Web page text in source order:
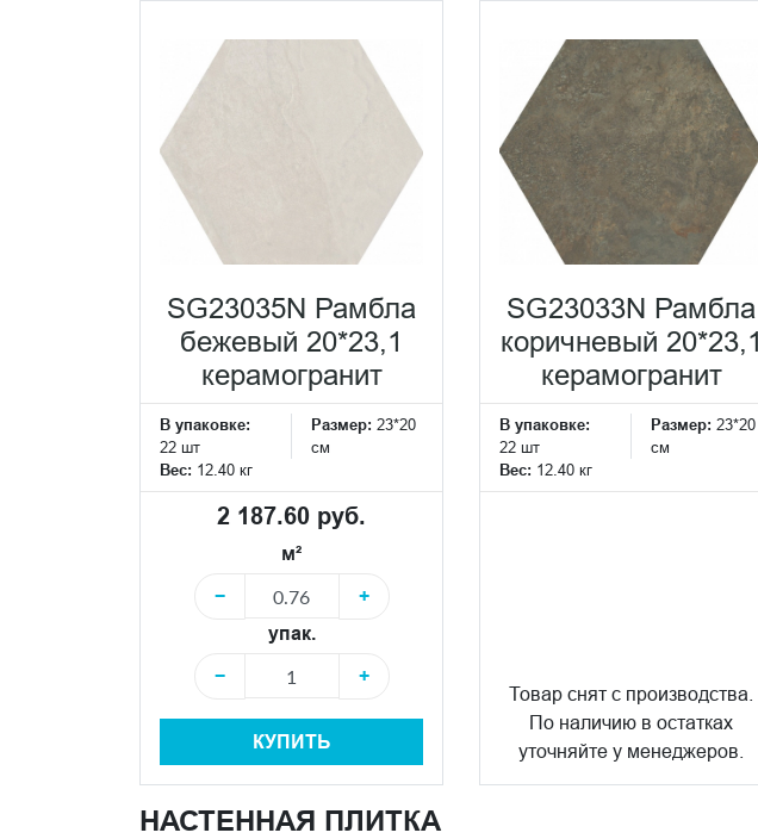
SG23035N Рамбла
бежевый 20*23,1
керамогранит
В упаковке:
22 шт
Размер: 23*20
см
Вес: 12.40 кг
2 187.60 руб.
м²
−
+
упак.
−
+
КУПИТЬ
SG23033N Рамбла
коричневый 20*23,1
керамогранит
В упаковке:
22 шт
Размер: 23*20
см
Вес: 12.40 кг
Товар снят с производства.
По наличию в остатках
уточняйте у менеджеров.
НАСТЕННАЯ ПЛИТКА